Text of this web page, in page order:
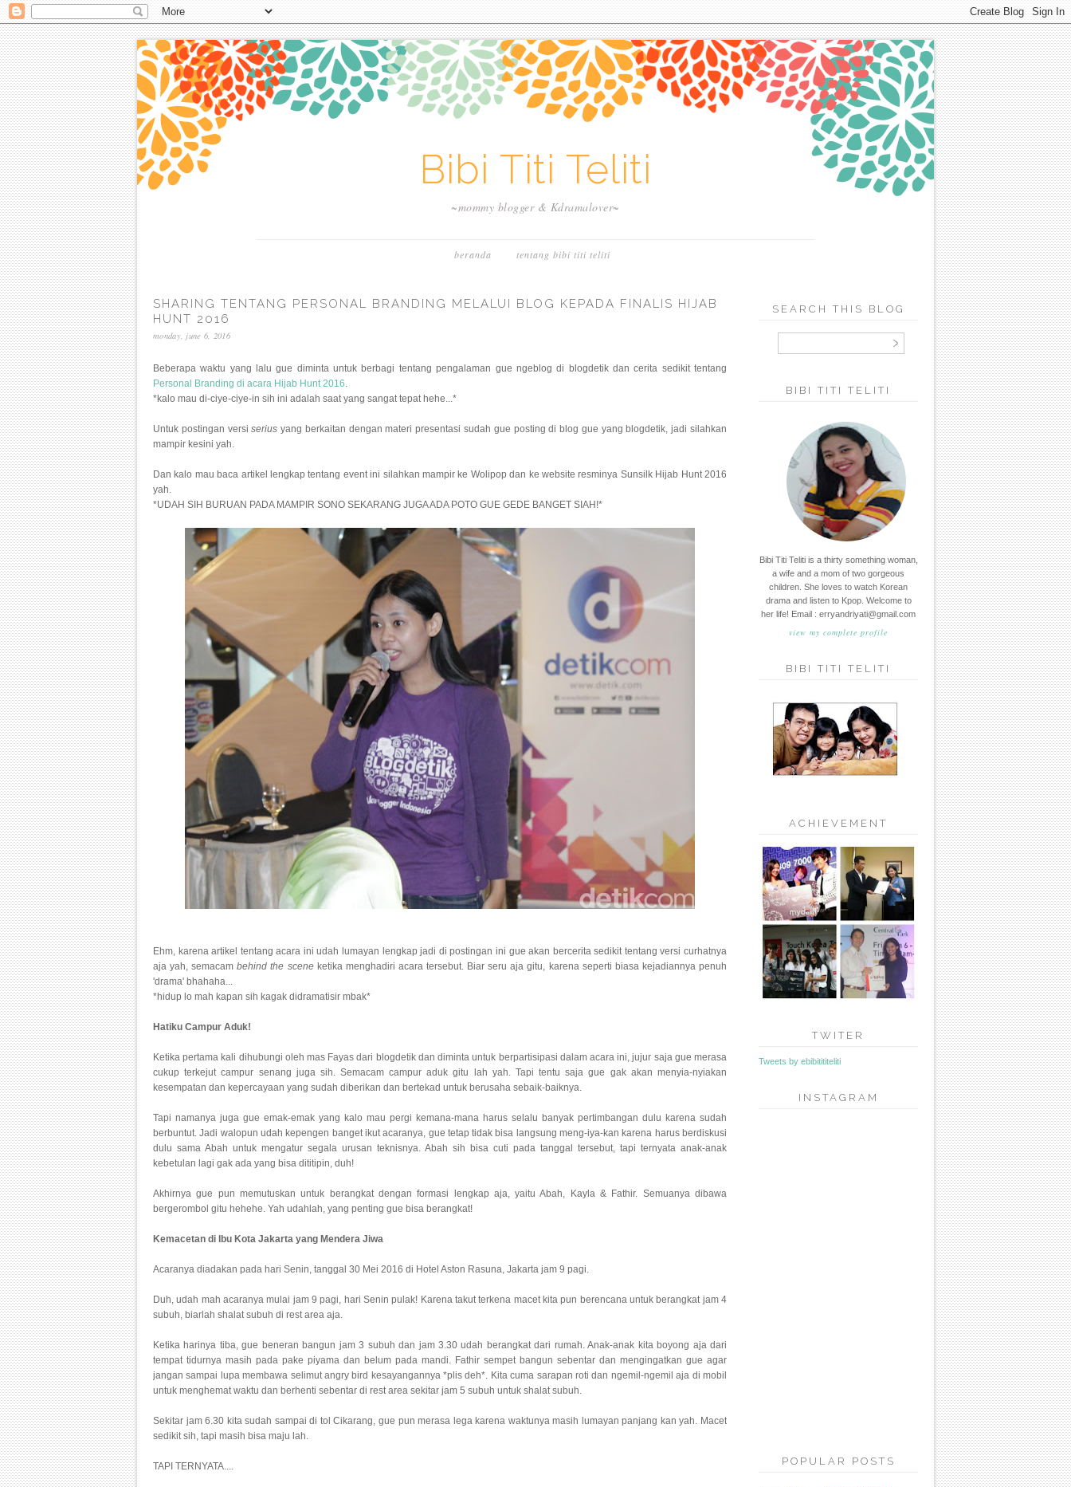
Bibi Titi Teliti
~mommy blogger & Kdramalover~
beranda tentang bibi titi teliti
SHARING TENTANG PERSONAL BRANDING MELALUI BLOG KEPADA FINALIS HIJAB
HUNT 2016
monday, june 6, 2016
Beberapa waktu yang lalu gue diminta untuk berbagi tentang pengalaman gue ngeblog di blogdetik dan cerita sedikit tentang
Personal Branding di acara Hijab Hunt 2016.
*kalo mau di-ciye-ciye-in sih ini adalah saat yang sangat tepat hehe...*
Untuk postingan versiserius yang berkaitan dengan materi presentasi sudah gue posting di blog gue yang blogdetik, jadi silahkan
mampir kesini yah.
Dan kalo mau baca artikel lengkap tentang event ini silahkan mampir ke Wolipop dan ke website resminya Sunsilk Hijab Hunt 2016
yah.
*UDAH SIH BURUAN PADA MAMPIR SONO SEKARANG JUGA ADA POTO GUE GEDE BANGET SIAH!*
Ehm, karena artikel tentang acara ini udah lumayan lengkap jadi di postingan ini gue akan bercerita sedikit tentang versi curhatnya
aja yah, semacambehind the sceneketika menghadiri acara tersebut. Biar seru aja gitu, karena seperti biasa kejadiannya penuh
'drama' bhahaha...
*hidup lo mah kapan sih kagak didramatisir mbak*
Hatiku Campur Aduk!
Ketika pertama kali dihubungi oleh mas Fayas dari blogdetik dan diminta untuk berpartisipasi dalam acara ini, jujur saja gue merasa
cukup terkejut campur senang juga sih. Semacam campur aduk gitu lah yah. Tapi tentu saja gue gak akan menyia-nyiakan
kesempatan dan kepercayaan yang sudah diberikan dan bertekad untuk berusaha sebaik-baiknya.
Tapi namanya juga gue emak-emak yang kalo mau pergi kemana-mana harus selalu banyak pertimbangan dulu karena sudah
berbuntut. Jadi walopun udah kepengen banget ikut acaranya, gue tetap tidak bisa langsung meng-iya-kan karena harus berdiskusi
dulu sama Abah untuk mengatur segala urusan teknisnya. Abah sih bisa cuti pada tanggal tersebut, tapi ternyata anak-anak
kebetulan lagi gak ada yang bisa dititipin, duh!
Akhirnya gue pun memutuskan untuk berangkat dengan formasi lengkap aja, yaitu Abah, Kayla & Fathir. Semuanya dibawa
bergerombol gitu hehehe. Yah udahlah, yang penting gue bisa berangkat!
Kemacetan di Ibu Kota Jakarta yang Mendera Jiwa
Acaranya diadakan pada hari Senin, tanggal 30 Mei 2016 di Hotel Aston Rasuna, Jakarta jam 9 pagi.
Duh, udah mah acaranya mulai jam 9 pagi, hari Senin pulak! Karena takut terkena macet kita pun berencana untuk berangkat jam 4
subuh, biarlah shalat subuh di rest area aja.
Ketika harinya tiba, gue beneran bangun jam 3 subuh dan jam 3.30 udah berangkat dari rumah. Anak-anak kita boyong aja dari
tempat tidurnya masih pada pake piyama dan belum pada mandi. Fathir sempet bangun sebentar dan mengingatkan gue agar
jangan sampai lupa membawa selimut angry bird kesayangannya *plis deh*. Kita cuma sarapan roti dan ngemil-ngemil aja di mobil
untuk menghemat waktu dan berhenti sebentar di rest area sekitar jam 5 subuh untuk shalat subuh.
Sekitar jam 6.30 kita sudah sampai di tol Cikarang, gue pun merasa lega karena waktunya masih lumayan panjang kan yah. Macet
sedikit sih, tapi masih bisa maju lah.
TAPI TERNYATA....
SEARCH THIS BLOG
BIBI TITI TELITI
Bibi Titi Teliti is a thirty something woman,
a wife and a mom of two gorgeous
children. She loves to watch Korean
drama and listen to Kpop. Welcome to
her life! Email : erryandriyati@gmail.com
view my complete profile
BIBI TITI TELITI
ACHIEVEMENT
TWITER
Tweets by ebibitititeliti
INSTAGRAM
POPULAR POSTS